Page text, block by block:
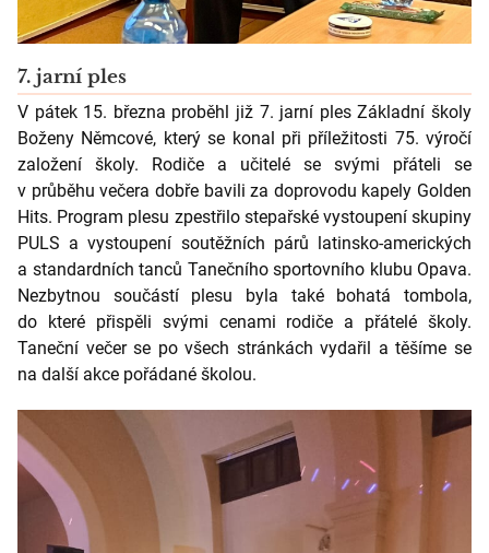
7. jarní ples
V pátek 15. března proběhl již 7. jarní ples Základní školy
Boženy Němcové, který se konal při příležitosti 75. výročí
založení školy. Rodiče a učitelé se svými přáteli se
v průběhu večera dobře bavili za doprovodu kapely Golden
Hits. Program plesu zpestřilo stepařské vystoupení skupiny
PULS a vystoupení soutěžních párů latinsko-amerických
a standardních tanců Tanečního sportovního klubu Opava.
Nezbytnou součástí plesu byla také bohatá tombola,
do které přispěli svými cenami rodiče a přátelé školy.
Taneční večer se po všech stránkách vydařil a těšíme se
na další akce pořádané školou.